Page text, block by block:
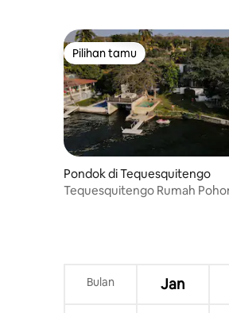
Pilihan tamu
Pilihan tamu
Pondok di Tequesquitengo
Tequesquitengo Rumah
Bulan Jan